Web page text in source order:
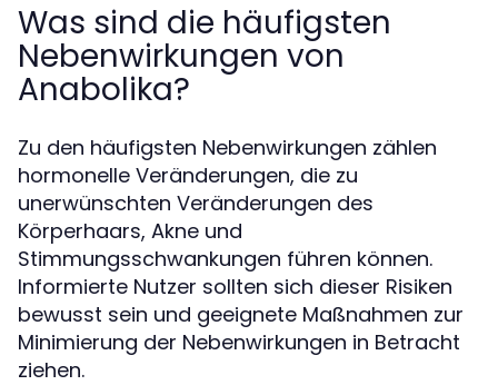
Was sind die häufigsten
Nebenwirkungen von
Anabolika?
Zu den häufigsten Nebenwirkungen zählen
hormonelle Veränderungen, die zu
unerwünschten Veränderungen des
Körperhaars, Akne und
Stimmungsschwankungen führen können.
Informierte Nutzer sollten sich dieser Risiken
bewusst sein und geeignete Maßnahmen zur
Minimierung der Nebenwirkungen in Betracht
ziehen.